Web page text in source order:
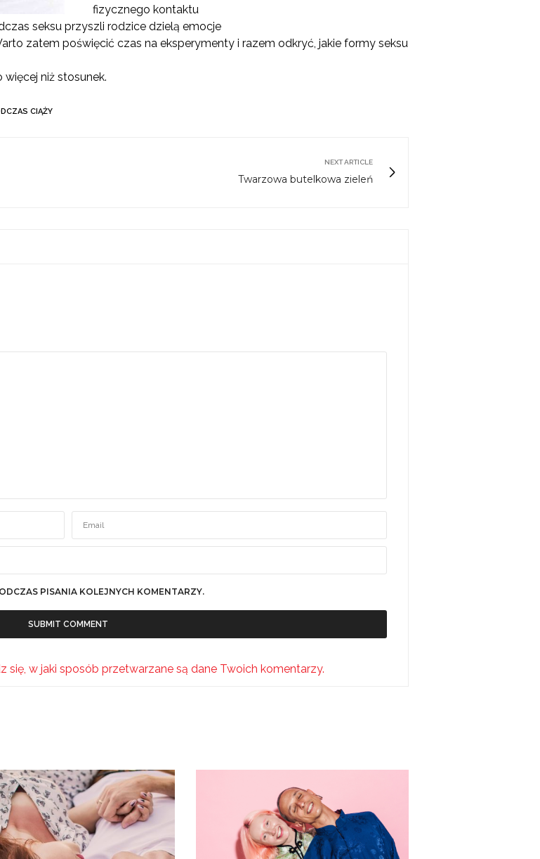
fizycznego kontaktu
seksu przyszli rodzice dzielą emocje
zatem poświęcić czas na eksperymenty i razem odkryć, jakie formy seksu
niż stosunek.
CIĄŻY
NEXT ARTICLE
Twarzowa butelkowa zieleń
PISANIA KOLEJNYCH KOMENTARZY.
się, w jaki sposób przetwarzane są dane Twoich komentarzy.